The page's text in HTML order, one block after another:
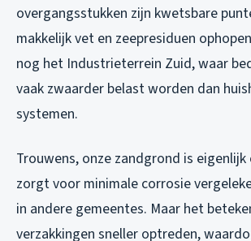
overgangsstukken zijn kwetsbare
makkelijk vet en zeepresiduen
nog het Industrieterrein Zuid, waar
vaak zwaarder belast worden dan
systemen.
Trouwens, onze zandgrond is eigenlijk
zorgt voor minimale corrosie
in andere gemeentes. Maar het
verzakkingen sneller optreden,